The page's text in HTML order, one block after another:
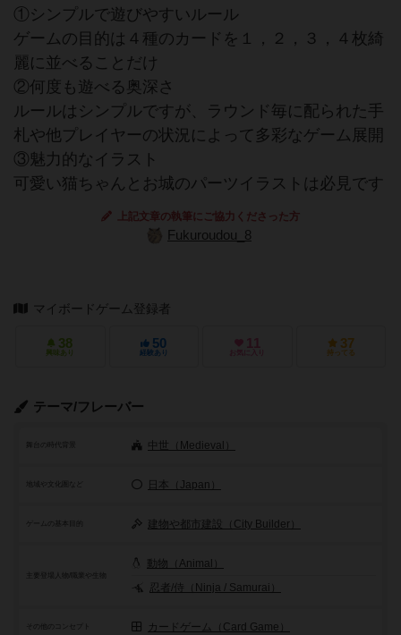
①シンプルで遊びやすいルール
ゲームの目的は４種のカードを１，２，３，４枚綺
麗に並べることだけ
②何度も遊べる奥深さ
ルールはシンプルですが、ラウンド毎に配られた手
札や他プレイヤーの状況によって多彩なゲーム展開
③魅力的なイラスト
可愛い猫ちゃんとお城のパーツイラストは必見です
上記文章の執筆にご協力くださった方
Fukuroudou_8
マイボードゲーム登録者
38
興味あり
50
経験あり
11
お気に入り
37
持ってる
テーマ/フレーバー
舞台の時代背景 中世（Medieval）
地域や文化圏など 日本（Japan）
ゲームの基本目的 建物や都市建設（City Builder）
動物（Animal）
忍者/侍（Ninja / Samurai）
その他のコンセプト カードゲーム（Card Game）